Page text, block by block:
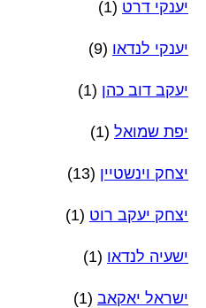
יענקי דרט (1)
יענקי לנדאו (9)
יעקב דוב כהן (1)
יפת שמואל (1)
יצחק וינשטיין (13)
יצחק יעקב רוט (1)
ישעיה לנדאו (1)
ישראל יאקאב (1)